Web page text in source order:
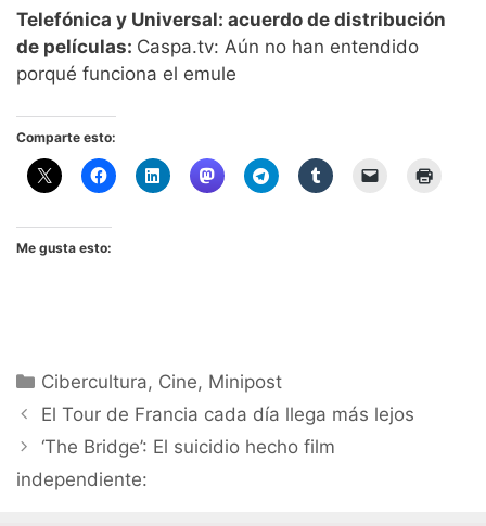
Telefónica y Universal: acuerdo de distribución
de películas: Caspa.tv: Aún no han entendido
porqué funciona el emule
Comparte esto:
Me gusta esto:
Categorías
Cibercultura, Cine, Minipost
El Tour de Francia cada día llega más lejos
‘The Bridge’: El suicidio hecho film
independiente: